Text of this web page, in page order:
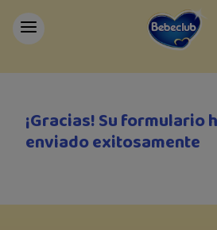
¡Gracias! Su formulario
enviado exitosamente